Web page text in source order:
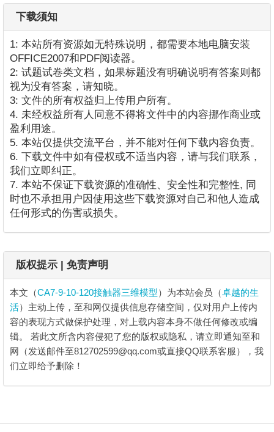
下载须知
1: 本站所有资源如无特殊说明，都需要本地电脑安装
OFFICE2007和PDF阅读器。
2: 试题试卷类文档，如果标题没有明确说明有答案则都
视为没有答案，请知晓。
3: 文件的所有权益归上传用户所有。
4. 未经权益所有人同意不得将文件中的内容挪作商业或
盈利用途。
5. 本站仅提供交流平台，并不能对任何下载内容负责。
6. 下载文件中如有侵权或不适当内容，请与我们联系，
我们立即纠正。
7. 本站不保证下载资源的准确性、安全性和完整性, 同
时也不承担用户因使用这些下载资源对自己和他人造成
任何形式的伤害或损失。
版权提示 | 免责声明
本文（CA7-9-10-120接触器三维模型）为本站会员（卓越的生
活）主动上传，至和网仅提供信息存储空间，仅对用户上传内
容的表现方式做保护处理，对上载内容本身不做任何修改或编
辑。 若此文所含内容侵犯了您的版权或隐私，请立即通知至和
网（发送邮件至812702599@qq.com或直接QQ联系客服），我
们立即给予删除！